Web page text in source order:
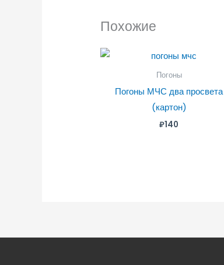
Похожие
Погоны
Погоны МЧС два просвета
(картон)
₽140